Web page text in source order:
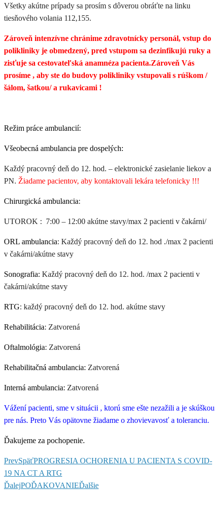
Všetky akútne prípady sa prosím s dôverou obráťte na linku
tiesňového volania 112,155.
Zároveň intenzívne chránime zdravotnícky personál, vstup do
polikliniky je obmedzený, pred vstupom sa dezinfikujú ruky a
zisťuje sa cestovateľská anamnéza pacienta.Zároveň Vás
prosíme , aby ste do budovy polikliniky vstupovali s rúškom /
šálom, šatkou/ a rukavicami !
Režim práce ambulancií:
Všeobecná ambulancia pre dospelých:
Každý pracovný deň do 12. hod. – elektronické zasielanie liekov a
PN. Žiadame pacientov, aby kontaktovali lekára telefonicky !!!
Chirurgická ambulancia:
UTOROK : 7:00 – 12:00 akútne stavy/max 2 pacienti v čakárni/
ORL ambulancia: Každý pracovný deň do 12. hod ./max 2 pacienti
v čakárni/akútne stavy
Sonografia: Každý pracovný deň do 12. hod. /max 2 pacienti v
čakárni/akútne stavy
RTG: každý pracovný deň do 12. hod. akútne stavy
Rehabilitácia: Zatvorená
Oftalmológia: Zatvorená
Rehabilitačná ambulancia: Zatvorená
Interná ambulancia: Zatvorená
Vážení pacienti, sme v situácii , ktorú sme ešte nezažili a je skúškou
pre nás. Preto Vás opätovne žiadame o zhovievavosť a toleranciu.
Ďakujeme za pochopenie.
PrevSpäťPROGRESIA OCHORENIA U PACIENTA S COVID-
19 NA CT A RTG
ĎalejPOĎAKOVANIEĎalšie